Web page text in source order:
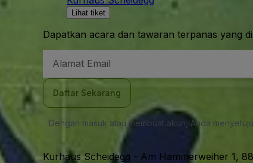
Lihat tiket
Dapatkan acara dan tawaran terpanas yang
Email
Daftar Sekarang
Dengan masuk atau membuat akun, Anda
Kurhaus Scheidegg - Am Hammerweiher 1,